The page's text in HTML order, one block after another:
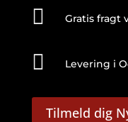
 Gratis fragt
 Levering i
Tilmeld dig